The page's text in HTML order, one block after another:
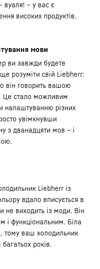
вуаля! – у вас є
високих продуктів.
мови
ви завжди будете
розуміти свій Liebherr:
він говорить вашою
Це стало можливим
налаштуванню різних
увімкнувши
з дванадцяти мов – і
Liebherr із
вдало вписується в
не виходить із моди. Він
і функціональним. Біла
тому ваш холодильник
років.